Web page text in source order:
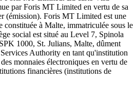
par Foris MT Limited en vertu de sa
(émission). Foris MT Limited est une
constituée à Malte, immatriculée sous le
social est situé au Level 7, Spinola
1000, St. Julians, Malte, dûment
Authority en tant qu'institution
monnaies électroniques en vertu de
financières (institutions de